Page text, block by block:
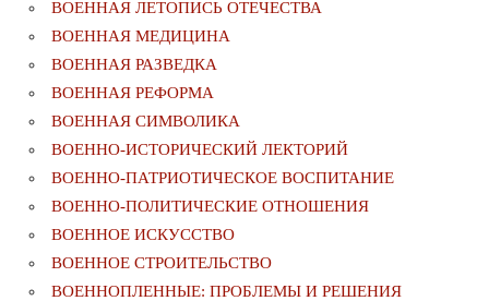
ВОЕННАЯ ЛЕТОПИСЬ ОТЕЧЕСТВА
ВОЕННАЯ МЕДИЦИНА
ВОЕННАЯ РАЗВЕДКА
ВОЕННАЯ РЕФОРМА
ВОЕННАЯ СИМВОЛИКА
ВОЕННО-ИСТОРИЧЕСКИЙ ЛЕКТОРИЙ
ВОЕННО-ПАТРИОТИЧЕСКОЕ ВОСПИТАНИЕ
ВОЕННО-ПОЛИТИЧЕСКИE ОТНОШЕНИЯ
ВОЕННОЕ ИСКУССТВО
ВОЕННОЕ СТРОИТЕЛЬСТВО
ВОЕННОПЛЕННЫЕ: ПРОБЛЕМЫ И РЕШЕНИЯ